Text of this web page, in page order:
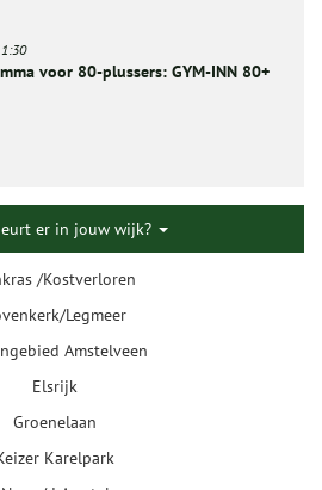
voor 80-plussers: GYM-INN 80+
er in jouw wijk?
/Kostverloren
Legmeer
Amstelveen
Elsrijk
Groenelaan
Karelpark